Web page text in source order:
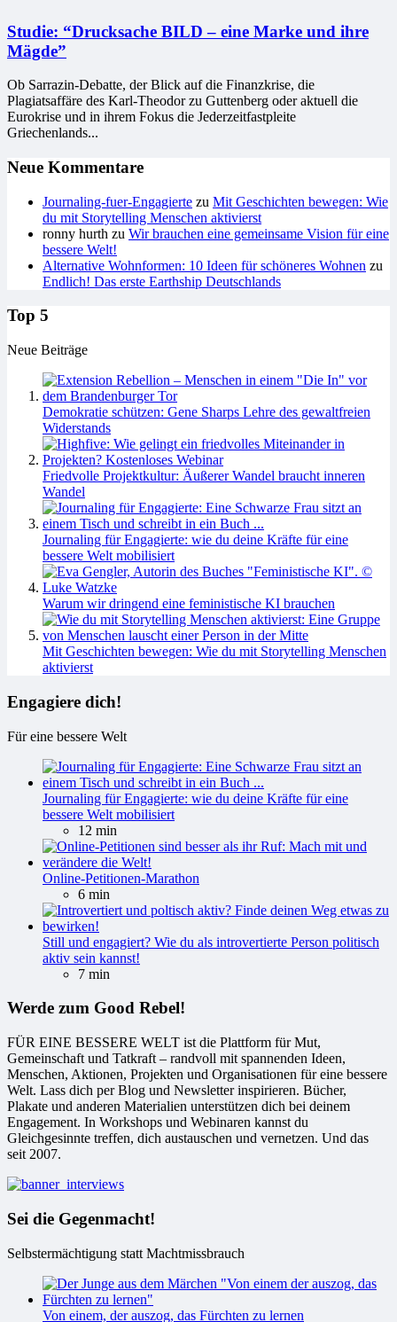
Studie: “Drucksache BILD – eine Marke und ihre
Mägde”
Ob Sarrazin-Debatte, der Blick auf die Finanzkrise, die
Plagiatsaffäre des Karl-Theodor zu Guttenberg oder aktuell die
Eurokrise und in ihrem Fokus die Jederzeitfastpleite
Griechenlands...
Neue Kommentare
Journaling-fuer-Engagierte zu Mit Geschichten bewegen: Wie
du mit Storytelling Menschen aktivierst
ronny hurth zu Wir brauchen eine gemeinsame Vision für eine
bessere Welt!
Alternative Wohnformen: 10 Ideen für schöneres Wohnen zu
Endlich! Das erste Earthship Deutschlands
Top 5
Neue Beiträge
Demokratie schützen: Gene Sharps Lehre des gewaltfreien
Widerstands
Friedvolle Projektkultur: Äußerer Wandel braucht inneren
Wandel
Journaling für Engagierte: wie du deine Kräfte für eine
bessere Welt mobilisiert
Warum wir dringend eine feministische KI brauchen
Mit Geschichten bewegen: Wie du mit Storytelling Menschen
aktivierst
Engagiere dich!
Für eine bessere Welt
Journaling für Engagierte: wie du deine Kräfte für eine
bessere Welt mobilisiert
12 min
Online-Petitionen-Marathon
6 min
Still und engagiert? Wie du als introvertierte Person politisch
aktiv sein kannst!
7 min
Werde zum Good Rebel!
FÜR EINE BESSERE WELT ist die Plattform für Mut,
Gemeinschaft und Tatkraft – randvoll mit spannenden Ideen,
Menschen, Aktionen, Projekten und Organisationen für eine bessere
Welt. Lass dich per Blog und Newsletter inspirieren. Bücher,
Plakate und anderen Materialien unterstützen dich bei deinem
Engagement. In Workshops und Webinaren kannst du
Gleichgesinnte treffen, dich austauschen und vernetzen. Und das
seit 2007.
Sei die Gegenmacht!
Selbstermächtigung statt Machtmissbrauch
Von einem, der auszog, das Fürchten zu lernen